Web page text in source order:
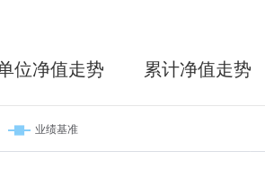
位净值走势 累计净值走势